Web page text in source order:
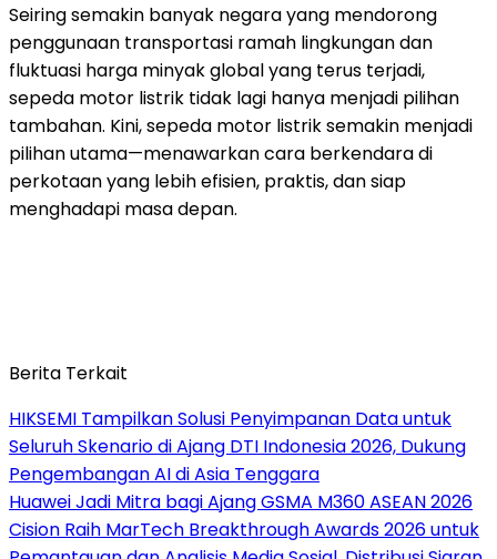
Seiring semakin banyak negara yang mendorong
penggunaan transportasi ramah lingkungan dan
fluktuasi harga minyak global yang terus terjadi,
sepeda motor listrik tidak lagi hanya menjadi pilihan
tambahan. Kini, sepeda motor listrik semakin menjadi
pilihan utama—menawarkan cara berkendara di
perkotaan yang lebih efisien, praktis, dan siap
menghadapi masa depan.
Berita Terkait
HIKSEMI Tampilkan Solusi Penyimpanan Data untuk
Seluruh Skenario di Ajang DTI Indonesia 2026, Dukung
Pengembangan AI di Asia Tenggara
Huawei Jadi Mitra bagi Ajang GSMA M360 ASEAN 2026
Cision Raih MarTech Breakthrough Awards 2026 untuk